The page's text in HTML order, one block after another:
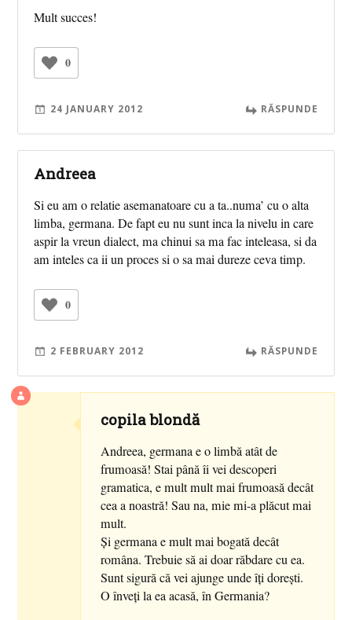
Mult succes!
0
24 JANUARY 2012 RĂSPUNDE
Andreea
Si eu am o relatie asemanatoare cu a ta..numa’ cu o alta
limba, germana. De fapt eu nu sunt inca la nivelu in care
aspir la vreun dialect, ma chinui sa ma fac inteleasa, si da
am inteles ca ii un proces si o sa mai dureze ceva timp.
0
2 FEBRUARY 2012 RĂSPUNDE
copila blondă
Andreea, germana e o limbă atât de
frumoasă! Stai până îi vei descoperi
gramatica, e mult mult mai frumoasă decât
cea a noastră! Sau na, mie mi-a plăcut mai
mult.
Şi germana e mult mai bogată decât
româna. Trebuie să ai doar răbdare cu ea.
Sunt sigură că vei ajunge unde îţi doreşti.
O înveţi la ea acasă, în Germania?